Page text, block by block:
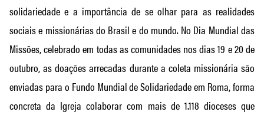
solidariedade e a importância de se olhar para as realidades
sociais e missionárias do Brasil e do mundo. No Dia Mundial das
Missões, celebrado em todas as comunidades nos dias 19 e 20 de
outubro, as doações arrecadas durante a coleta missionária são
enviadas para o Fundo Mundial de Solidariedade em Roma, forma
concreta da Igreja colaborar com mais de 1.118 dioceses que